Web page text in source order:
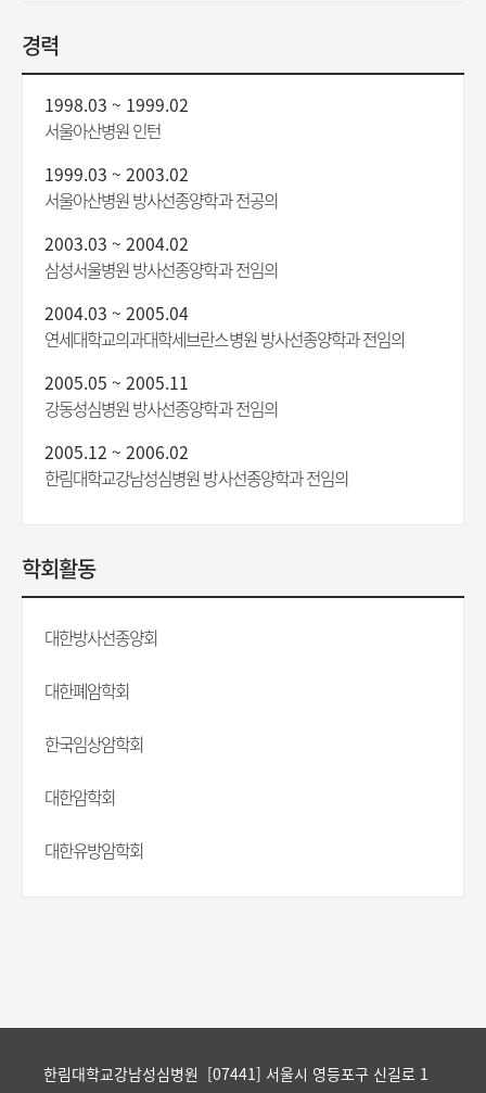
경력
1998.03 ~ 1999.02
서울아산병원 인턴
1999.03 ~ 2003.02
서울아산병원 방사선종양학과 전공의
2003.03 ~ 2004.02
삼성서울병원 방사선종양학과 전임의
2004.03 ~ 2005.04
연세대학교의과대학세브란스병원 방사선종양학과 전임의
2005.05 ~ 2005.11
강동성심병원 방사선종양학과 전임의
2005.12 ~ 2006.02
한림대학교강남성심병원 방사선종양학과 전임의
학회활동
대한방사선종양회
대한폐암학회
한국임상암학회
대한암학회
대한유방암학회
한림대학교강남성심병원 [07441] 서울시 영등포구 신길로 1